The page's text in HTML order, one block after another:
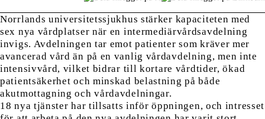
Norrlands universitetssjukhus stärker kapaciteten med
sex nya vårdplatser när en intermediärvårdsavdelning
invigs. Avdelningen tar emot patienter som kräver mer
avancerad vård än på en vanlig vårdavdelning, men inte
intensivvård, vilket bidrar till kortare vårdtider, ökad
patientsäkerhet och minskad belastning på både
akutmottagning och vårdavdelningar.
18 nya tjänster har tillsatts inför öppningen, och intresset